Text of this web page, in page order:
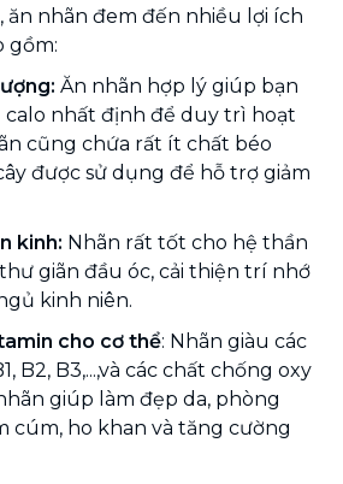
ăn nhãn đem đến nhiều lợi ích
gồm:
Ăn nhãn hợp lý giúp bạn
nhất định để duy trì hoạt
cũng chứa rất ít chất béo
được sử dụng để hỗ trợ giảm
kinh: Nhãn rất tốt cho hệ thần
giãn đầu óc, cải thiện trí nhớ
kinh niên.
cho cơ thể: Nhãn giàu các
B2, B3,...,và các chất chống oxy
giúp làm đẹp da, phòng
cúm, ho khan và tăng cường